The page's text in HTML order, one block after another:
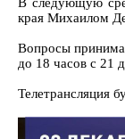
края Михаилом
Вопросы
до 18 часов с 21
Телетрансляция